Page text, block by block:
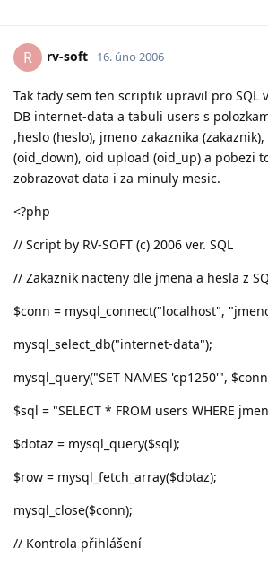
R rv-soft 16. úno 2006
Tak tady sem ten scriptik upravil pro SQL
DB internet-data a tabuli users s
,heslo (heslo), jmeno zakaznika
(oid_down), oid upload (oid_up) a pobezi
zobrazovat data i za minuly mesic.
<?php
// Script by RV-SOFT (c) 2006 ver. SQL
// Zakaznik nacteny dle jmena a hesla z
$conn = mysql_connect("localhost",
mysql_select_db("internet-data");
mysql_query("SET NAMES 'cp1250'",
$sql = "SELECT * FROM users WHERE
$dotaz = mysql_query($sql);
$row = mysql_fetch_array($dotaz);
mysql_close($conn);
// Kontrola přihlášení